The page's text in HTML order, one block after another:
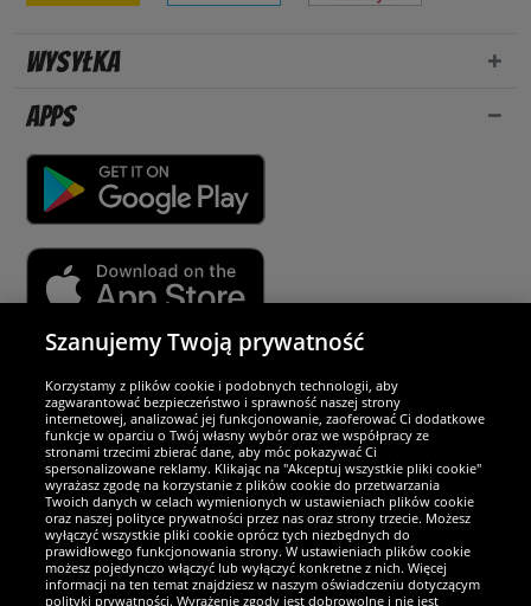
Wysyłka
Apps
Partnerzy i bezpieczeństwo
Jesteśmy wyjątkowi
Szanujemy Twoją prywatność
Korzystamy z plików cookie i podobnych technologii, aby
zagwarantować bezpieczeństwo i sprawność naszej strony
internetowej, analizować jej funkcjonowanie, zaoferować Ci dodatkowe
funkcje w oparciu o Twój własny wybór oraz we współpracy ze
stronami trzecimi zbierać dane, aby móc pokazywać Ci
spersonalizowane reklamy. Klikając na "Akceptuj wszystkie pliki cookie"
wyrażasz zgodę na korzystanie z plików cookie do przetwarzania
Twoich danych w celach wymienionych w ustawieniach plików cookie
oraz naszej polityce prywatności przez nas oraz strony trzecie. Możesz
wyłączyć wszystkie pliki cookie oprócz tych niezbędnych do
prawidłowego funkcjonowania strony. W ustawieniach plików cookie
możesz pojedynczo włączyć lub wyłączyć konkretne z nich. Więcej
informacji na ten temat znajdziesz w naszym oświadczeniu dotyczącym
polityki prywatności. Wyrażenie zgody jest dobrowolne i nie jest